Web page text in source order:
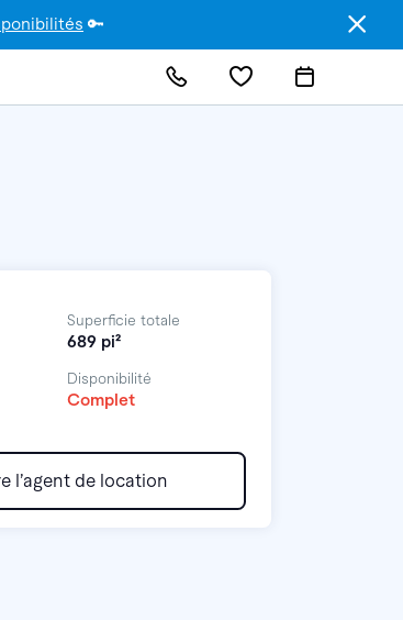
🔑
Superficie totale
689 pi²
Disponibilité
Complet
l’agent de location